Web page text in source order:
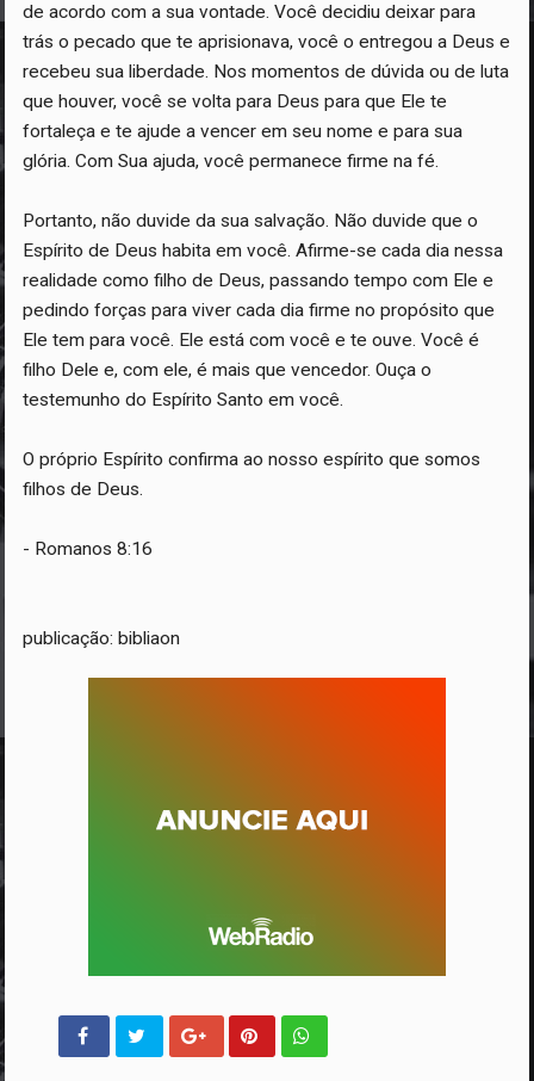
de acordo com a sua vontade. Você decidiu deixar para
trás o pecado que te aprisionava, você o entregou a Deus e
recebeu sua liberdade. Nos momentos de dúvida ou de luta
que houver, você se volta para Deus para que Ele te
fortaleça e te ajude a vencer em seu nome e para sua
glória. Com Sua ajuda, você permanece firme na fé.
Portanto, não duvide da sua salvação. Não duvide que o
Espírito de Deus habita em você. Afirme-se cada dia nessa
realidade como filho de Deus, passando tempo com Ele e
pedindo forças para viver cada dia firme no propósito que
Ele tem para você. Ele está com você e te ouve. Você é
filho Dele e, com ele, é mais que vencedor. Ouça o
testemunho do Espírito Santo em você.
O próprio Espírito confirma ao nosso espírito que somos
filhos de Deus.
- Romanos 8:16
publicação: bibliaon